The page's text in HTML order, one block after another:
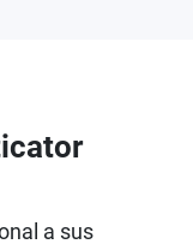
a sus